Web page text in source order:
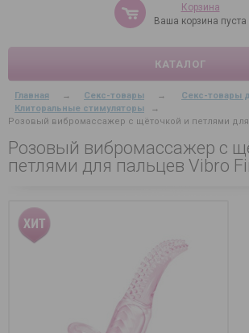
Корзина
Ваша корзина пуста
КАТАЛОГ
Главная → Секс-товары → Секс-товары
Клиторальные стимуляторы
→
Розовый вибромассажер с щёточкой и петлями
Розовый вибромассажер с
петлями для пальцев Vibro